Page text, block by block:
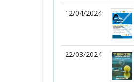
12/04/2024
22/03/2024